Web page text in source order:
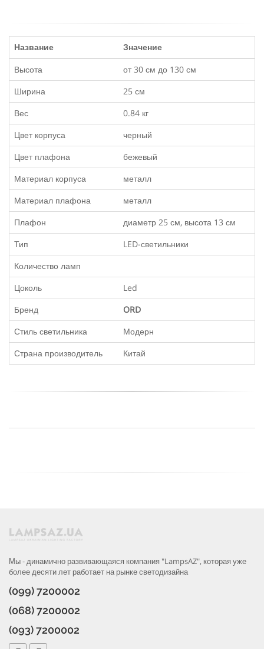
Название
Значение
Высота
от 30 см до 130 см
Ширина
25 см
Вес
0.84 кг
Цвет корпуса
черный
Цвет плафона
бежевый
Материал корпуса
металл
Материал плафона
металл
Плафон
диаметр 25 см, высота 13 см
Тип
LED-светильники
Количество ламп
Цоколь
Led
Бренд
ORD
Стиль светильника
Модерн
Страна производитель
Китай
Мы - динамично развивающаяся компания "LampsAZ", которая уже
более десяти лет работает на рынке светодизайна
(099) 7200002
(068) 7200002
(093) 7200002